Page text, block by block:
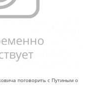
поговорить с Путиным о